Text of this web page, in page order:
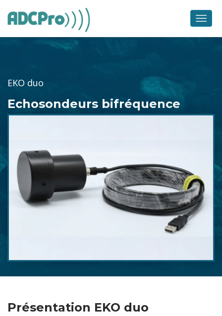
content
Menu
EKO duo
Echosondeurs bifréquence
Présentation EKO duo